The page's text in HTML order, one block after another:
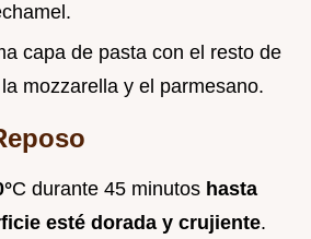
capa de pasta con el resto de
mozzarella y el parmesano.
C durante 45 minutos hasta
esté dorada y crujiente.